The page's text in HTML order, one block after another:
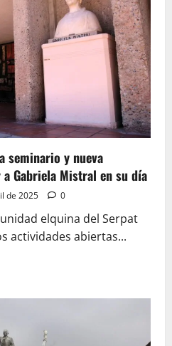
seminario y nueva
Gabriela Mistral en su día
de 2025 0
elquina del Serpat
actividades abiertas...